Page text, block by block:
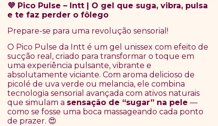
💜 Pico Pulse – Intt | O gel que suga, vibra, pulsa
e te faz perder o fôlego
Prepare-se para uma revolução sensorial!
O Pico Pulse da Intt é um gel unissex com efeito de
sucção real, criado para transformar o toque em
uma experiência pulsante, vibrante e
absolutamente viciante. Com aroma delicioso de
picolé de uva verde ou melancia, ele combina
tecnologia sensorial avançada com ativos naturais
que simulam a sensação de “sugar” na pele —
como se fosse uma boca massageando cada ponto
de prazer. 😍